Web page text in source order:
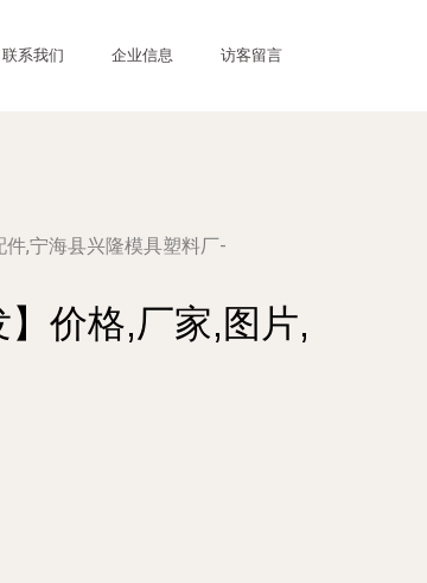
联系我们 企业信息 访客留言
件,宁海县兴隆模具塑料厂-
价格,厂家,图片,